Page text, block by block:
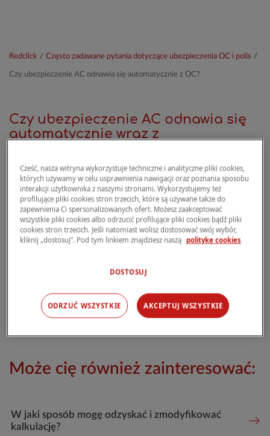
Redclick / Często zadawane pytania dotyczące ubezpieczenia OC i polis /
Czy ubezpieczenie AC odnawia się automatycznie z OC?
Czy ubezpieczenie AC odnawia się
automatycznie wraz z
Aby przedłużyćubezpieczenie ACna kolejny
rok,musisz opłacić nową polisę przed datą jej
wygaśnięcia.
dobrowolnym, co oznacza, że nie odnawia się
automatycznie. Jeśli nie wykupisz nowej polisy
na czas, ochrona AC wygaśnie i nie będziesz
objęty jej zakresem.
Może cię również zainteresować:
W jaki sposób mogę odzyskać i zmodyfikować
kalkulację?
Cześć, nasza witryna wykorzystuje techniczne i analityczne pliki cookies,
których używamy w celu usprawnienia nawigacji oraz poznania sposobu
interakcji użytkownika z naszymi stronami. Wykorzystujemy też
profilujące pliki cookies stron trzecich, które są używane także do
zapewnienia Ci spersonalizowanych ofert. Możesz zaakceptować
wszystkie pliki cookies albo odrzucić profilujące pliki cookies bądź pliki
cookies stron trzecich. Jeśli natomiast wolisz dostosować swój wybór,
kliknij „dostosuj”. Pod tym linkiem znajdziesz naszą politykę cookies
DOSTOSUJ
ODRZUĆ WSZYSTKIE AKCEPTUJ WSZYSTKIE